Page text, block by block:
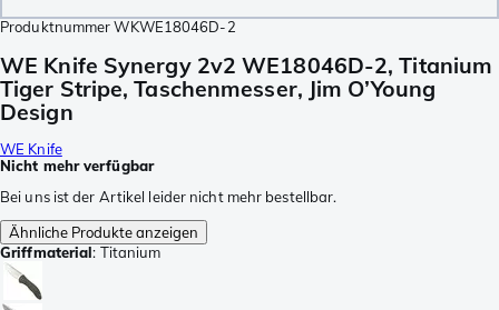
Produktnummer WKWE18046D-2
WE Knife Synergy 2v2 WE18046D-2, Titanium
Tiger Stripe, Taschenmesser, Jim O’Young
Design
WE Knife
Nicht mehr verfügbar
Bei uns ist der Artikel leider nicht mehr bestellbar.
Ähnliche Produkte anzeigen
Griffmaterial: Titanium